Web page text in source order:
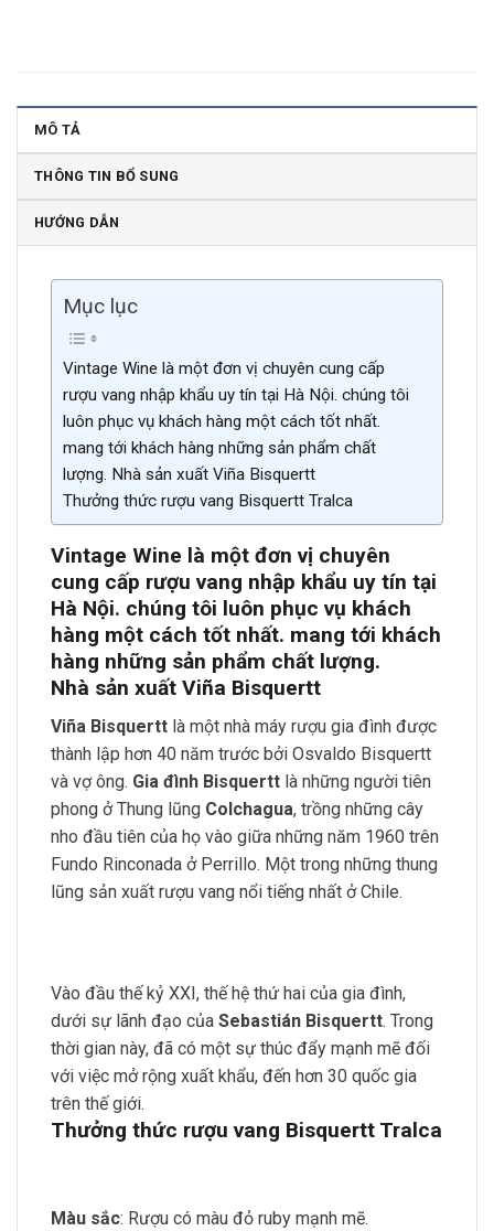
MÔ TẢ
THÔNG TIN BỔ SUNG
HƯỚNG DẪN
Mục lục
Vintage Wine là một đơn vị chuyên cung cấp
rượu vang nhập khẩu uy tín tại Hà Nội. chúng tôi
luôn phục vụ khách hàng một cách tốt nhất.
mang tới khách hàng những sản phẩm chất
lượng. Nhà sản xuất Viña Bisquertt
Thưởng thức rượu vang Bisquertt Tralca
Vintage Wine là một đơn vị chuyên
cung cấp rượu vang nhập khẩu uy tín tại
Hà Nội. chúng tôi luôn phục vụ khách
hàng một cách tốt nhất. mang tới khách
hàng những sản phẩm chất lượng.
Nhà sản xuất Viña Bisquertt
Viña Bisquertt là một nhà máy rượu gia đình được
thành lập hơn 40 năm trước bởi Osvaldo Bisquertt
và vợ ông. Gia đình Bisquertt là những người tiên
phong ở Thung lũng Colchagua, trồng những cây
nho đầu tiên của họ vào giữa những năm 1960 trên
Fundo Rinconada ở Perrillo. Một trong những thung
lũng sản xuất rượu vang nổi tiếng nhất ở Chile.
Vào đầu thế kỷ XXI, thế hệ thứ hai của gia đình,
dưới sự lãnh đạo của Sebastián Bisquertt. Trong
thời gian này, đã có một sự thúc đẩy mạnh mẽ đối
với việc mở rộng xuất khẩu, đến hơn 30 quốc gia
trên thế giới.
Thưởng thức rượu vang Bisquertt Tralca
Màu sắc: Rượu có màu đỏ ruby mạnh mẽ.